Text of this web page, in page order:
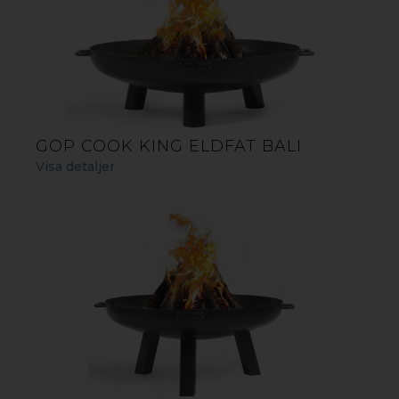
GOP COOK KING ELDFAT BALI
Visa detaljer
ELDFAT INDIANA
Cook King Indiana är ett stabilt och stilrent eldfat av
tjockt råstål, perfekt för härliga utestunder och för alla
som värdesätter säkerhet vid eldning. Det stora eldfatet
kan enkelt flyttas från en plats till en annan. Använd